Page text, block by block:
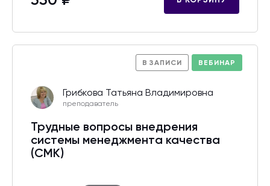
В ЗАПИСИ ВЕБИНАР
Грибкова Татьяна Владимировна
преподаватель
Трудные вопросы внедрения
системы менеджмента качества
(СМК)